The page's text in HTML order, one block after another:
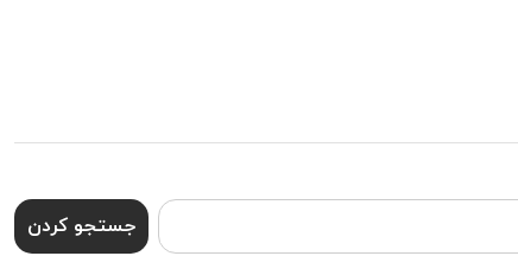
جستجو کردن